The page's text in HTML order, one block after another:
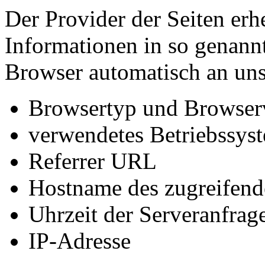
Der Provider der Seiten
Informationen in so
Browser automatisch an
Browsertyp und
verwendetes
Referrer URL
Hostname des
Uhrzeit der
IP-Adresse